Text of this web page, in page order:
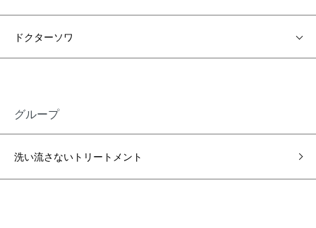
ドクターソワ
グループ
洗い流さないトリートメント